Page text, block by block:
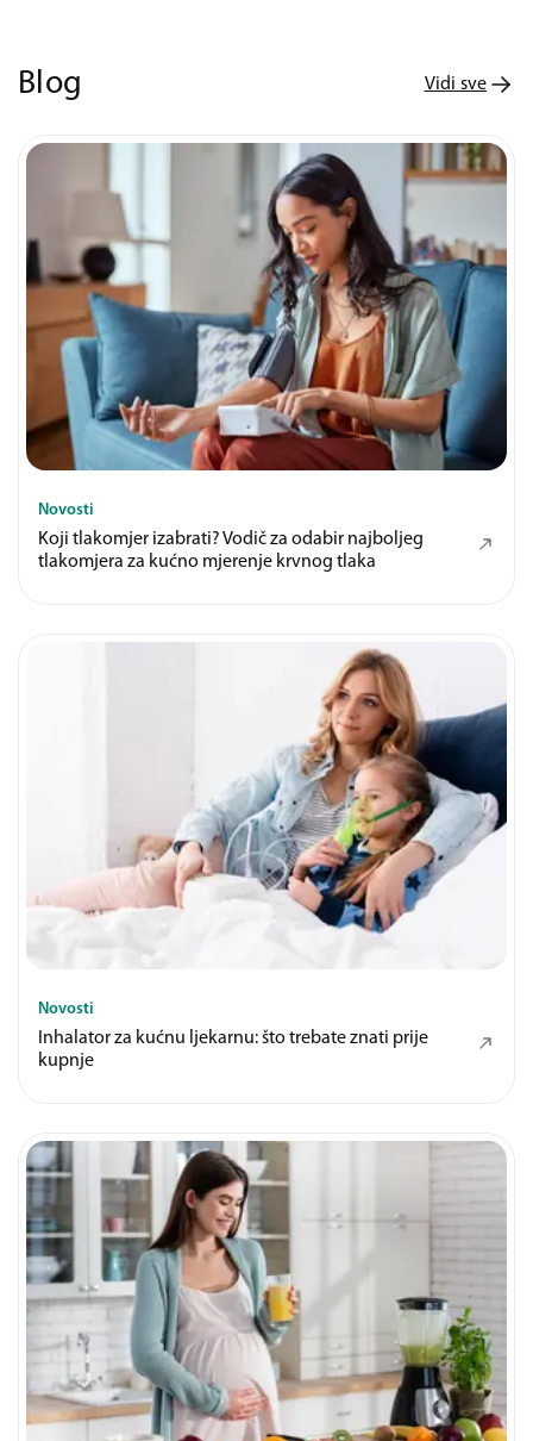
Blog Vidi sve
Novosti
Koji tlakomjer izabrati? Vodič za odabir najboljeg
tlakomjera za kućno mjerenje krvnog tlaka
Novosti
Inhalator za kućnu ljekarnu: što trebate znati prije
kupnje